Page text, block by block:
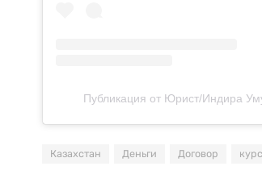
Публикация от Юрист/Индира
Казахстан Деньги Договор курс